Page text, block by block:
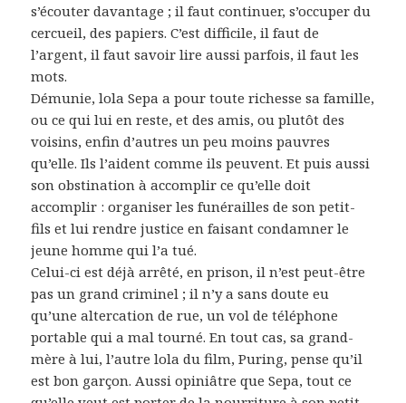
s’écouter davantage ; il faut continuer, s’occuper du
cercueil, des papiers. C’est difficile, il faut de
l’argent, il faut savoir lire aussi parfois, il faut les
mots.
Démunie, lola Sepa a pour toute richesse sa famille,
ou ce qui lui en reste, et des amis, ou plutôt des
voisins, enfin d’autres un peu moins pauvres
qu’elle. Ils l’aident comme ils peuvent. Et puis aussi
son obstination à accomplir ce qu’elle doit
accomplir : organiser les funérailles de son petit-
fils et lui rendre justice en faisant condamner le
jeune homme qui l’a tué.
Celui-ci est déjà arrêté, en prison, il n’est peut-être
pas un grand criminel ; il n’y a sans doute eu
qu’une altercation de rue, un vol de téléphone
portable qui a mal tourné. En tout cas, sa grand-
mère à lui, l’autre lola du film, Puring, pense qu’il
est bon garçon. Aussi opiniâtre que Sepa, tout ce